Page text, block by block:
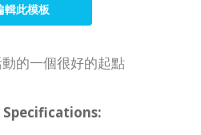
輯此模板
的一個很好的起點
Specifications: